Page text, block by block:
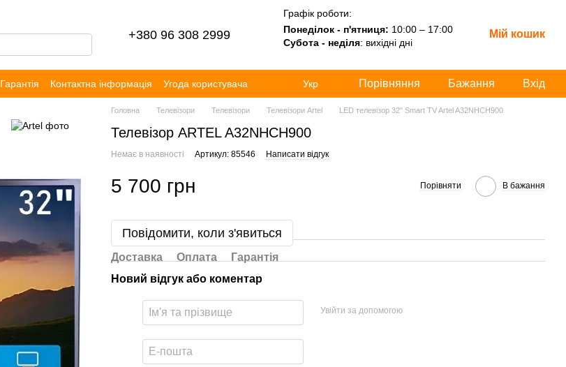
+380 96 308 2999
Графік роботи:
Понеділок - п'ятниця: 10:00 – 17:00
Субота - неділя: вихідні дні
Мій кошик
Гарантія Контактна інформація
Угода користувача
Укр Порівняння Бажання Вхід
Головна Телевізори Телевізори Телевізори Artel LED телевізор 32" Smart TV Artel A32NHCH900
Телевізор ARTEL A32NHCH900
Немає в наявності Артикул: 85546 Написати відгук
5 700 грн Порівняти В бажання
Повідомити, коли з'явиться
Доставка Оплата
Гарантія
Новий відгук або коментар
Увійти за допомогою